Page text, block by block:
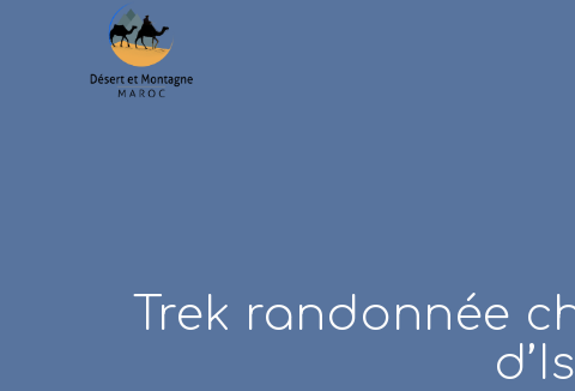
Trek randonnée